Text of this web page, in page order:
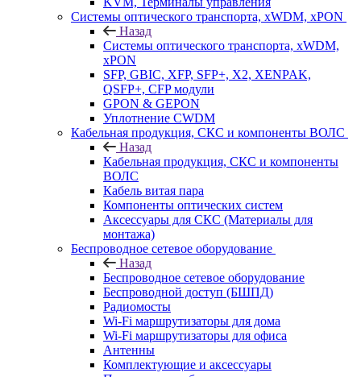
Системы оптического транспорта, xWDM, xPON
Назад
Системы оптического транспорта, xWDM,
xPON
SFP, GBIC, XFP, SFP+, X2, XENPAK,
QSFP+, CFP модули
GPON & GEPON
Уплотнение CWDM
Кабельная продукция, СКС и компоненты ВОЛС
Назад
Кабельная продукция, СКС и компоненты
ВОЛС
Кабель витая пара
Компоненты оптических систем
Аксессуары для СКС (Материалы для
монтажа)
Беспроводное сетевое оборудование
Назад
Беспроводное сетевое оборудование
Беспроводной доступ (БШПД)
Радиомосты
Wi-Fi маршрутизаторы для дома
Wi-Fi маршрутизаторы для офиса
Антенны
Комплектующие и аксессуары